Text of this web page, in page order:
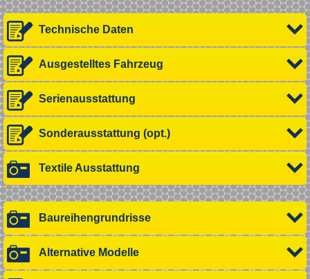
Technische Daten
Ausgestelltes Fahrzeug
Serienausstattung
Sonderausstattung (opt.)
Textile Ausstattung
Baureihengrundrisse
Alternative Modelle